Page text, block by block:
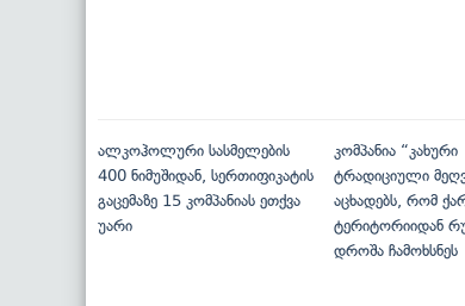
ალკოჰოლური სასმელების
400 ნიმუშიდან, სერთიფიკატის
გაცემაზე 15 კომპანიას ეთქვა
უარი
კომპანია “კახური
ტრადიციული
აცხადებს, რომ
ტერიტორიიდან
დროშა ჩამოხსნეს